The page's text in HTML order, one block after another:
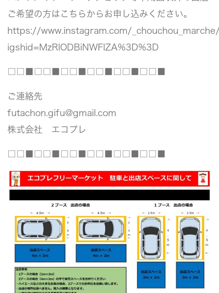
ご希望の方はこちらからお申し込みください。
https://www.instagram.com/
igshid=MzRlODBiNWFlZA%3D%3D
□□■□□■□□■□□■□□■□□■
ご連絡先
futachon.gifu@gmail.com
株式会社 エコプレ
□□■□□■□□■□□■□□■□□■